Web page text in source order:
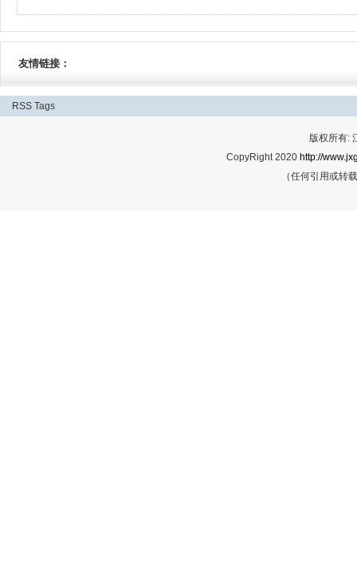
友情链接：
RSS Tags
版权所有:
CopyRight 2020 http://
（任何引用或转